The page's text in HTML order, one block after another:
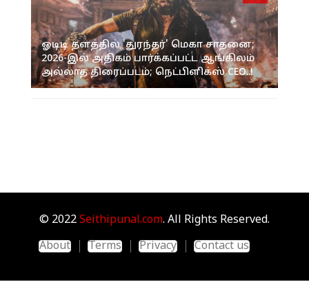
ஓடிடி தளத்தில் 'துரந்தர்' மெகா சாதனை;
2026-இல் அதிகம் பார்க்கப்பட்ட ஆங்கிலம்
அல்லாத திரைப்படம்; நெட்பிளிக்ஸ் CEO..!
© 2022 Seithipunal.com. All Rights Reserved.
About
Terms Privacy Contact us